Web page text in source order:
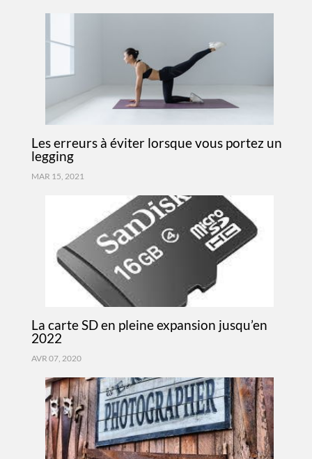
Les erreurs à éviter lorsque vous portez un
legging
MAR 15, 2021
La carte SD en pleine expansion jusqu’en
2022
AVR 07, 2020